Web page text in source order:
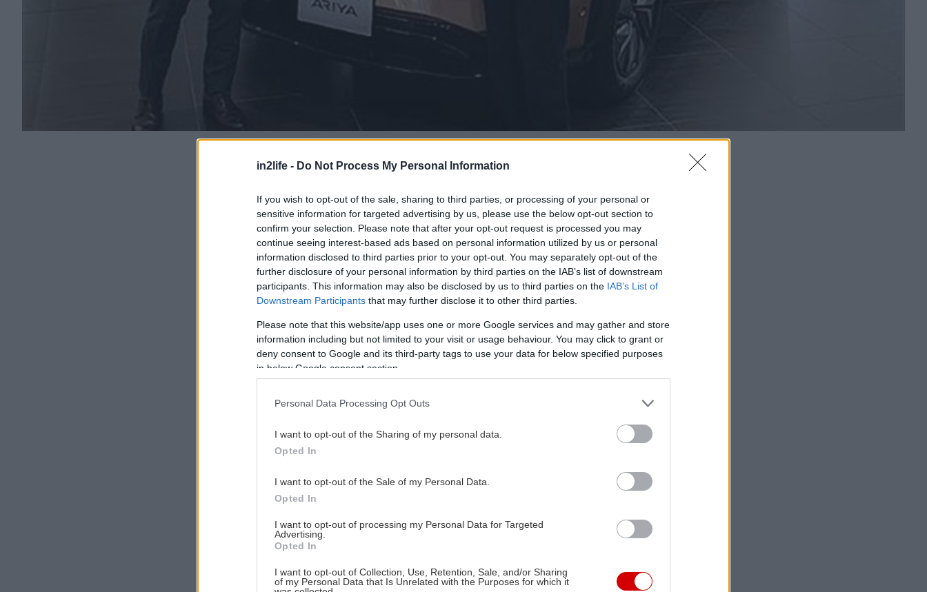
in2life - Do Not Process My Personal Information
If you wish to opt-out of the sale, sharing to third parties, or processing of your personal or
sensitive information for targeted advertising by us, please use the below opt-out section to
confirm your selection. Please note that after your opt-out request is processed you may
continue seeing interest-based ads based on personal information utilized by us or personal
information disclosed to third parties prior to your opt-out. You may separately opt-out of the
further disclosure of your personal information by third parties on the IAB’s list of downstream
participants. This information may also be disclosed by us to third parties on the IAB’s List of
Downstream Participants that may further disclose it to other third parties.
Please note that this website/app uses one or more Google services and may gather and store
information including but not limited to your visit or usage behaviour. You may click to grant or
deny consent to Google and its third-party tags to use your data for below specified purposes
in below Google consent section.
Personal Data Processing Opt Outs
I want to opt-out of the Sharing of my personal data.
Opted In
I want to opt-out of the Sale of my Personal Data.
Opted In
I want to opt-out of processing my Personal Data for Targeted
Advertising.
Opted In
I want to opt-out of Collection, Use, Retention, Sale, and/or Sharing
of my Personal Data that Is Unrelated with the Purposes for which it